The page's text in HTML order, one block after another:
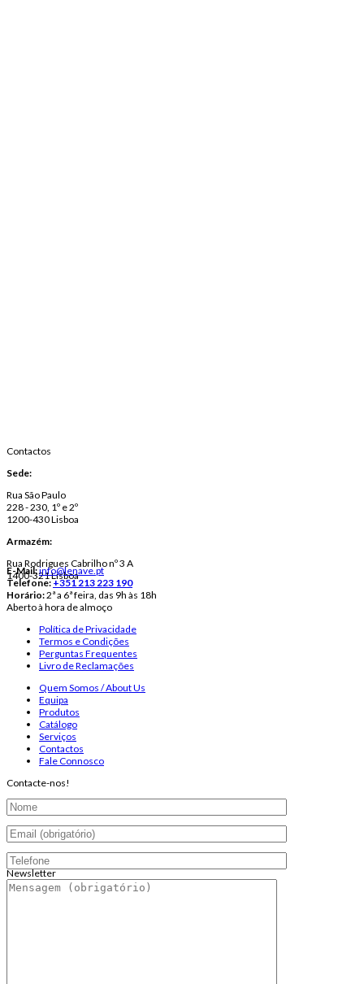
Contactos
Sede:
Rua São Paulo
228 - 230, 1º e 2º
1200-430 Lisboa
Armazém:
Rua Rodrigues Cabrilho nº 3 A
1400-321 Lisboa
E-Mail:info@lenave.pt
Telefone:+351 213 223 190
Horário:2ª a 6ª feira, das 9h às 18h
Aberto à hora de almoço
Política de Privacidade
Termos e Condições
Perguntas Frequentes
Livro de Reclamações
Quem Somos / About Us
Equipa
Produtos
Catálogo
Serviços
Contactos
Fale Connosco
Contacte-nos!
Newsletter
Endereço de email: